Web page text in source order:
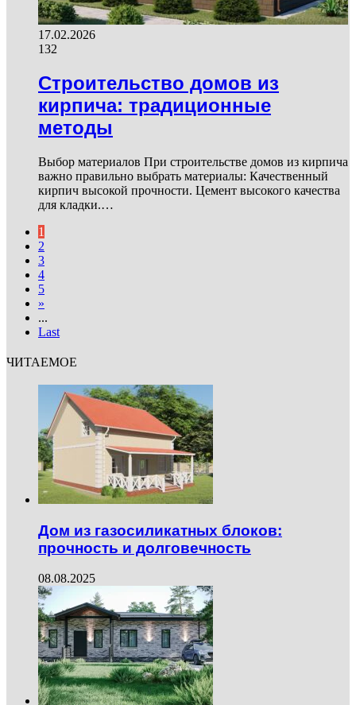
17.02.2026
132
Строительство домов из
кирпича: традиционные
методы
Выбор материалов При строительстве домов из кирпича
важно правильно выбрать материалы: Качественный
кирпич высокой прочности. Цемент высокого качества
для кладки.…
1
2
3
4
5
»
...
Last
ЧИТАЕМОЕ
Дом из газосиликатных блоков:
прочность и долговечность
08.08.2025